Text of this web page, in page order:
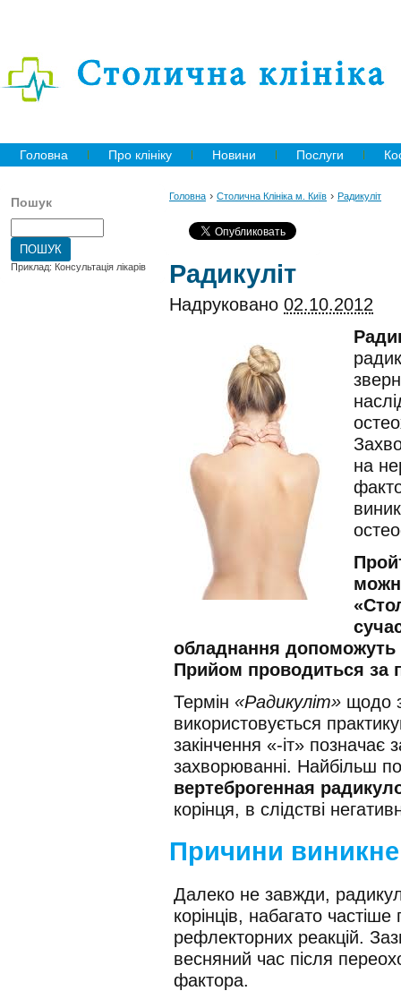
Головна Про клініку Новини Послуги
Пошук
Приклад: Консультація лікарів
Головна › Столична Клініка м. Київ › Радикуліт
Радикуліт
Надруковано 02.10.2012
на
обладнання допоможуть
Прийом проводиться за
Термін «Радикуліт» щодо
використовується
закінчення «-іт»
захворюванні. Найбільш
вертеброгенная
корінця, в слідстві
Причини
Далеко не завжди,
корінців, набагато
рефлекторних реакцій.
весняний час після
фактора.